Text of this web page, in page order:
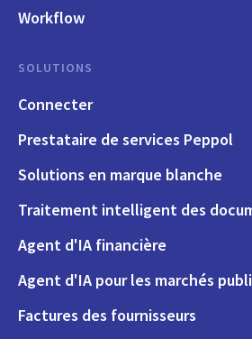
Workflow
SOLUTIONS
Connecter
Prestataire de services Peppol
Solutions en marque blanche
Traitement intelligent des
Agent d'IA financière
Agent d'IA pour les marchés
Factures des fournisseurs